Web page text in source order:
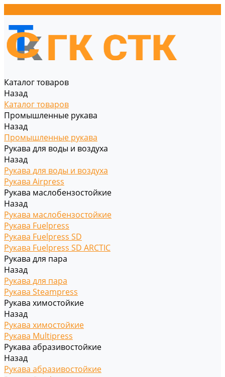
Каталог товаров
Назад
Каталог товаров
Промышленные рукава
Назад
Промышленные рукава
Рукава для воды и воздуха
Назад
Рукава для воды и воздуха
Рукава Airpress
Рукава маслобензостойкие
Назад
Рукава маслобензостойкие
Рукава Fuelpress
Рукава Fuelpress SD
Рукава Fuelpress SD ARCTIC
Рукава для пара
Назад
Рукава для пара
Рукава Steampress
Рукава химостойкие
Назад
Рукава химостойкие
Рукава Multipress
Рукава абразивостойкие
Назад
Рукава абразивостойкие